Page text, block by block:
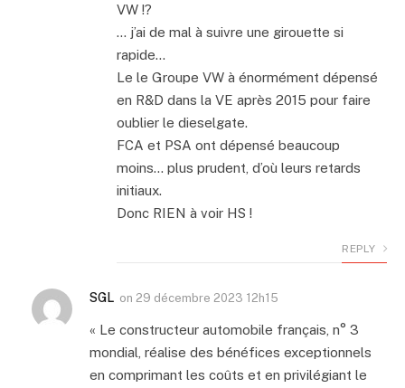
VW !?
… j’ai de mal à suivre une girouette si
rapide…
Le le Groupe VW à énormément dépensé
en R&D dans la VE après 2015 pour faire
oublier le dieselgate.
FCA et PSA ont dépensé beaucoup
moins… plus prudent, d’où leurs retards
initiaux.
Donc RIEN à voir HS !
REPLY
SGL on 29 décembre 2023 12h15
« Le constructeur automobile français, n° 3
mondial, réalise des bénéfices exceptionnels
en comprimant les coûts et en privilégiant le